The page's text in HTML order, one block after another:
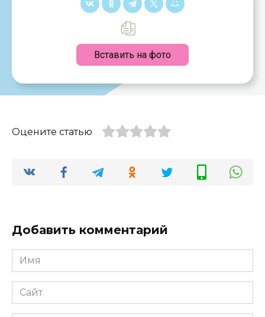
Вставить на фото
Оцените статью
Добавить комментарий
Имя
*
Сайт